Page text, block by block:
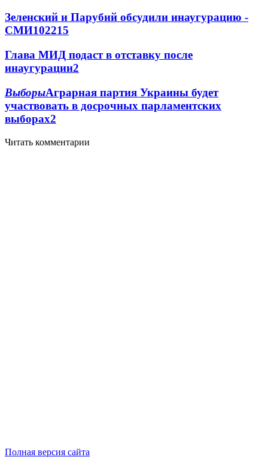
Зеленский и Парубий обсудили инаугурацию -
СМИ102215
Глава МИД подаст в отставку после
инаугурации2
ВыборыАграрная партия Украины будет
участвовать в досрочных парламентских
выборах2
Читать комментарии
Полная версия сайта